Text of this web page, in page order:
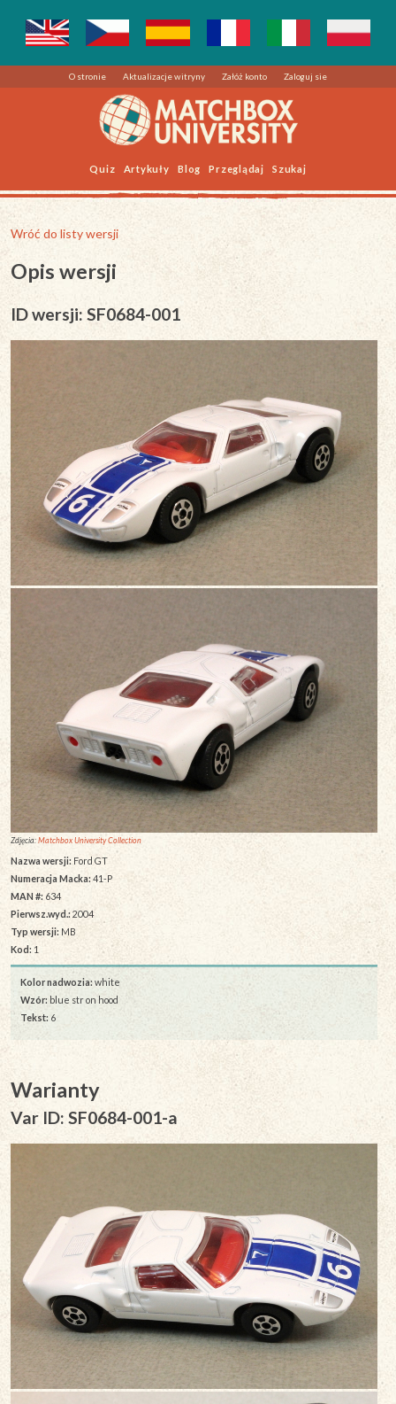
O stronie Aktualizacje witryny Załóż konto Zaloguj sie
Quiz Artykuły Blog Przeglądaj Szukaj
Wróć do listy wersji
Opis wersji
ID wersji: SF0684-001
Zdjęcia:Matchbox University Collection
Nazwa wersji: Ford GT
Numeracja Macka: 41-P
MAN #: 634
Pierwsz.wyd.:2004
Typ wersji: MB
Kod: 1
Kolor nadwozia:white
Wzór: blue str on hood
Tekst: 6
Warianty
Var ID: SF0684-001-a